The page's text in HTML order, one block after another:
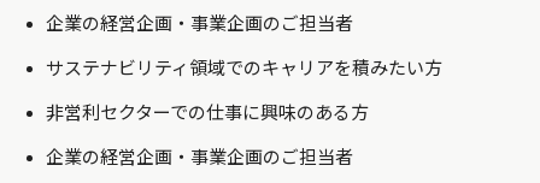
企業の経営企画・事業企画のご担当者
サステナビリティ領域でのキャリアを積みたい方
非営利セクターでの仕事に興味のある方
企業の経営企画・事業企画のご担当者